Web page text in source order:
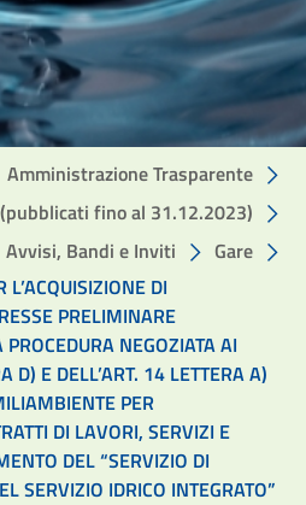
Amministrazione Trasparente
fino al 31.12.2023)
Avvisi, Bandi e Inviti
Gare
DI
PRELIMINARE
NEGOZIATA AI
D) E DELL’ART. 14 LETTERA A)
PER
DI LAVORI, SERVIZI E
DEL “SERVIZIO DI
SERVIZIO IDRICO INTEGRATO”